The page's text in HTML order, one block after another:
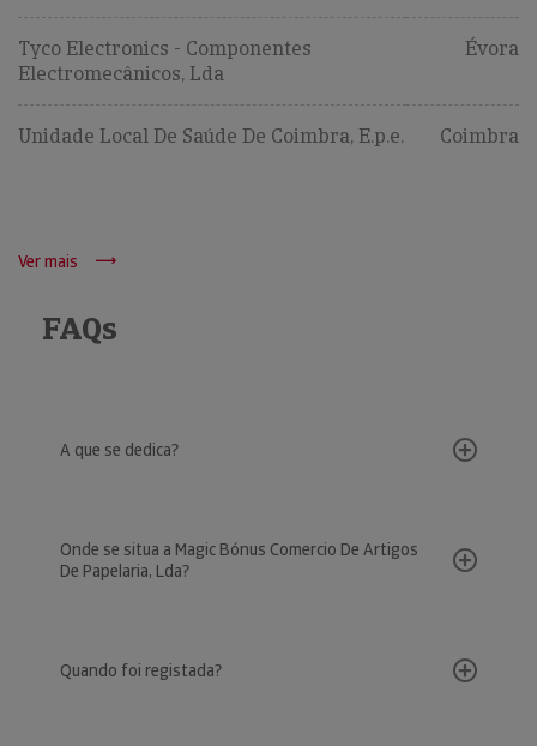
Tyco Electronics - Componentes
Electromecânicos, Lda
Évora
Unidade Local De Saúde De Coimbra, E.p.e. Coimbra
Ver mais
FAQs
A que se dedica?
Onde se situa a Magic Bónus Comercio De Artigos
De Papelaria, Lda?
Quando foi registada?